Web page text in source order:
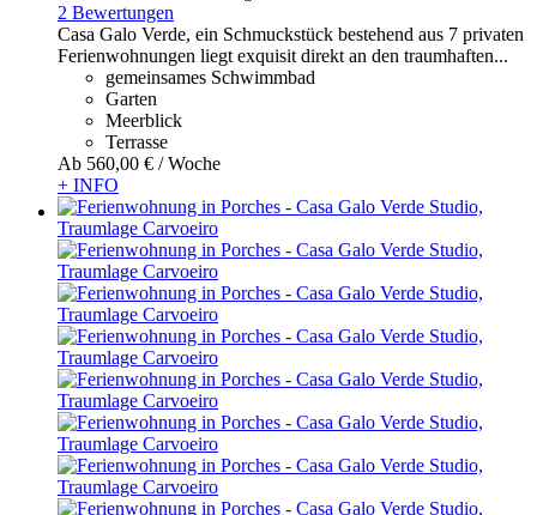
2 Bewertungen
Casa Galo Verde, ein Schmuckstück bestehend aus 7 privaten
Ferienwohnungen liegt exquisit direkt an den traumhaften...
gemeinsames Schwimmbad
Garten
Meerblick
Terrasse
Ab 560,00 € / Woche
+ INFO